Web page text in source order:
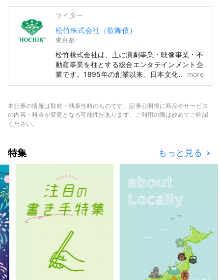
ライター
松竹株式会社（歌舞伎）
東京都
松竹株式会社は、主に演劇事業・映像事業・不
動産事業を柱とする総合エンタテインメント企
業です。1895年の創業以来、日本文化の伝統
を継承・発展させ、世界文化に貢献してまいり
伎に深く関わり、民間企業として唯一、その製
作と興行を担っています。 歌舞伎座・新橋演
more
本記事の情報は取材・執筆当時のものです。記事公開後に商品やサービス
の内容・料金が変更となる可能性があります。ご利用の際は改めてご確認
ください。
特集 もっと見る